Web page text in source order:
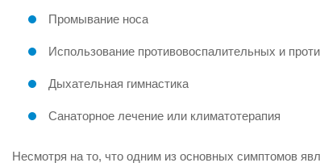
Промывание носа
Использование противовоспалительных и
Дыхательная гимнастика
Санаторное лечение или климатотерапия
Несмотря на то, что одним из основных симптомов